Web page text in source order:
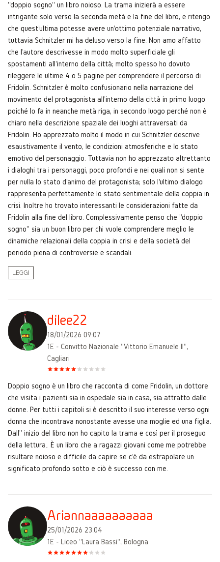
"doppio sogno" un libro noioso. La trama inizierà a essere
intrigante solo verso la seconda metà e la fine del libro, e ritengo
che quest'ultima potesse avere un'ottimo potenziale narrativo,
tuttavia Schnitzler mi ha deluso verso la fine. Non amo affatto
che l'autore descrivesse in modo molto superficiale gli
spostamenti all'interno della città; molto spesso ho dovuto
rileggere le ultime 4 o 5 pagine per comprendere il percorso di
Fridolin. Schnitzler è molto confusionario nella narrazione del
movimento del protagonista all'interno della città in primo luogo
poiché lo fa in neanche metà riga, in secondo luogo perché non è
chiaro nella descrizione spaziale dei luoghi attraversati da
Fridolin. Ho apprezzato molto il modo in cui Schnitzler descrive
esaustivamente il vento, le condizioni atmosferiche e lo stato
emotivo del personaggio. Tuttavia non ho apprezzato altrettanto
i dialoghi tra i personaggi, poco profondi e nei quali non si sente
per nulla lo stato d'animo del protagonista; solo l'ultimo dialogo
rappresenta perfettamente lo stato sentimentale della coppia in
crisi. Inoltre ho trovato interessanti le considerazioni fatte da
Fridolin alla fine del libro. Complessivamente penso che "doppio
sogno" sia un buon libro per chi vuole comprendere meglio le
dinamiche relazionali della coppia in crisi e della società del
periodo piena di controversie e scandali.
LEGGI
dilee22
18/01/2026 09:07
1E - Convitto Nazionale "Vittorio Emanuele II",
Cagliari
Doppio sogno è un libro che racconta di come Fridolin, un dottore
che visita i pazienti sia in ospedale sia in casa, sia attratto dalle
donne. Per tutti i capitoli si è descritto il suo interesse verso ogni
donna che incontrava nonostante avesse una moglie ed una figlia.
Dall'' inizio del libro non ho capito la trama e così per il proseguo
della lettura.. È un libro che a ragazzi giovani come me potrebbe
risultare noioso e difficile da capire se c'è da estrapolare un
significato profondo sotto e ciò è successo con me.
Ariannaaaaaaaaaa
25/01/2026 23:04
1E - Liceo "Laura Bassi", Bologna